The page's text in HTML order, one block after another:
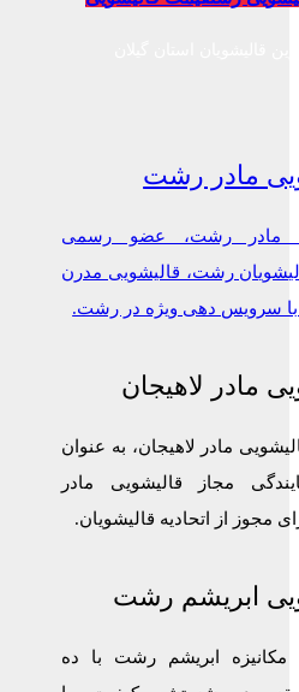
مادر رشت
مادر رشت، عضو رسمی
رشت، قالیشویی مدرن
با سرویس دهی ویژه در رشت.
مادر لاهیجان
مادر لاهیجان، به عنوان
مجاز قالیشویی مادر
مجوز از اتحادیه قالیشویان.
ابریشم رشت
مکانیزه ابریشم رشت با ده